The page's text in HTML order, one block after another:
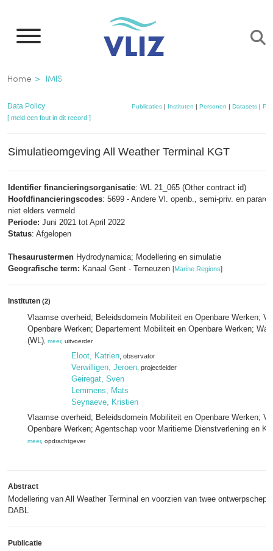
naar
inhoud
gaan
Kruimelpad
Home IMIS
Data Policy Publicaties | Instituten | Personen | Datasets |
[ meld een fout in dit record ]
Simulatieomgeving All Weather Terminal KGT
Identifier financieringsorganisatie: WL 21_065 (Other contract id)
Hoofdfinancieringscodes: 5699 - Andere Vl. openb., semi-priv. en
niet elders vermeld
Periode: Juni 2021 tot April 2022
Status: Afgelopen
Thesaurustermen Hydrodynamica; Modellering en simulatie
Geografische term: Kanaal Gent - Terneuzen [Marine Regions]
Instituten (2)
Vlaamse overheid; Beleidsdomein Mobiliteit en Openbare Werken;
Openbare Werken; Departement Mobiliteit en Openbare Werken;
(WL) meer, uitvoerder
Eloot, Katrien , observator
Verwilligen, Jeroen , projectleider
Geiregat, Sven
Lemmens, Mats
Seynaeve, Kristien
Vlaamse overheid; Beleidsdomein Mobiliteit en Openbare Werken;
Openbare Werken; Agentschap voor Maritieme Dienstverlening en
meer, opdrachtgever
Abstract
Modellering van All Weather Terminal en voorzien van twee
DABL
Publicatie